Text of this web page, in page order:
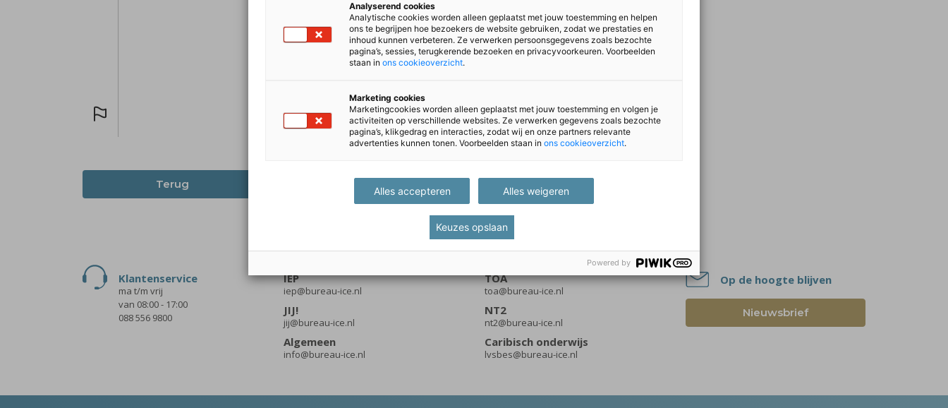
Terug
Klantenservice
ma t/m vrij
van 08:00 - 17:00
088 556 9800
IEP
iep@bureau-ice.nl
JIJ!
jij@bureau-ice.nl
Algemeen
info@bureau-ice.nl
TOA
toa@bureau-ice.nl
NT2
nt2@bureau-ice.nl
Caribisch onderwijs
lvsbes@bureau-ice.nl
Op de hoogte blijven
Nieuwsbrief
Analyserend cookies
Analytische cookies worden alleen geplaatst met jouw toestemming en helpen
ons te begrijpen hoe bezoekers de website gebruiken, zodat we prestaties en
inhoud kunnen verbeteren. Ze verwerken persoonsgegevens zoals bezochte
pagina’s, sessies, terugkerende bezoeken en privacyvoorkeuren. Voorbeelden
staan in ons cookieoverzicht.
Marketing cookies
Marketingcookies worden alleen geplaatst met jouw toestemming en volgen je
activiteiten op verschillende websites. Ze verwerken gegevens zoals bezochte
pagina’s, klikgedrag en interacties, zodat wij en onze partners relevante
advertenties kunnen tonen. Voorbeelden staan in ons cookieoverzicht.
Alles accepteren Alles weigeren
Keuzes opslaan
Powered by